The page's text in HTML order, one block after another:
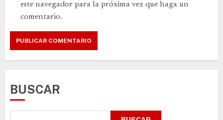
este navegador para la próxima vez que haga un
comentario.
BUSCAR